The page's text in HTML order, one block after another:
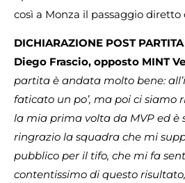
così a Monza il passaggio diretto
DICHIARAZIONE POST PARTITA
Diego Frascio, opposto MINT
partita è andata molto bene:
faticato un po’, ma poi ci siamo
la mia prima volta da MVP ed è
ringrazio la squadra che mi
pubblico per il tifo, che mi fa
contentissimo di questo